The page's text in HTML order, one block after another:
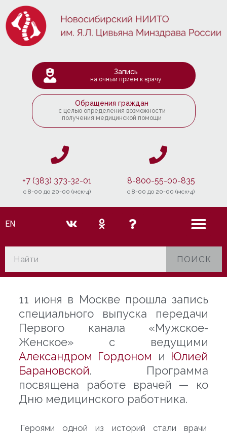
Запись
на очный приём к врачу
Обращения граждан
с целью определения возможности
получения медицинской помощи
+7 (383) 373-32-01
c 8-00 до 20-00 (мск+4)
8-800-55-00-835
c 8-00 до 20-00 (мск+4)
EN
ПОИСК
11 июня в Москве прошла запись
специального выпуска передачи
Первого канала «Мужское-
Женское» с ведущими
Александром Гордоном и Юлией
Барановской. Программа
посвящена работе врачей — ко
Дню медицинского работника.
Героями одной из историй стали врачи